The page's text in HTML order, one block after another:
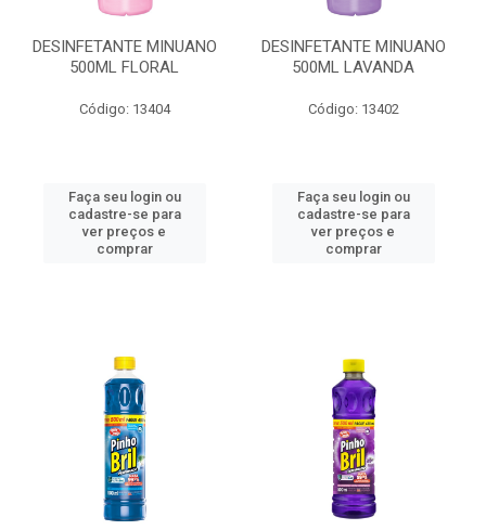
DESINFETANTE MINUANO
500ML FLORAL
Código: 13404
Faça seu login ou
cadastre-se para
ver preços e
comprar
DESINFETANTE MINUANO
500ML LAVANDA
Código: 13402
Faça seu login ou
cadastre-se para
ver preços e
comprar